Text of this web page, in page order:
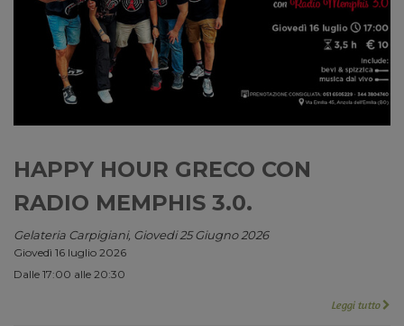
HAPPY HOUR GRECO CON
RADIO MEMPHIS 3.0.
Gelateria Carpigiani, Giovedi 25 Giugno 2026
Giovedì 16 luglio 2026
Dalle 17:00 alle 20:30
Leggi tutto